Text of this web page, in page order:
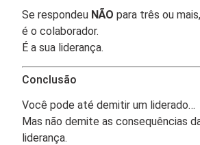
Se respondeu NÃO para três ou
é o colaborador.
É a sua liderança.
Conclusão
Você pode até demitir um liderado…
Mas não demite as consequências
liderança.